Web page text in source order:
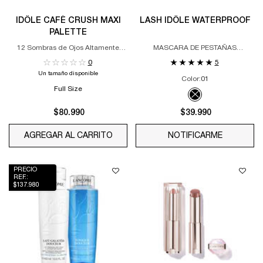
IDÔLE CAFÉ CRUSH MAXI
PALETTE
12 Sombras de Ojos Altamente
Brillantes
0
Un tamaño disponible
Full Size
$80.990
AGREGAR AL CARRITO IDÔLE CAFÉ CRUSH MAXI PALETTE
LASH IDÔLE WATERPROOF
MASCARA DE PESTAÑAS
NATURAL Y EFECTO LIFTING
5
Color:01
Selected
The product
$39.990
NOTIFICARMEWHEN
PRECIO
REF.:
$137.980